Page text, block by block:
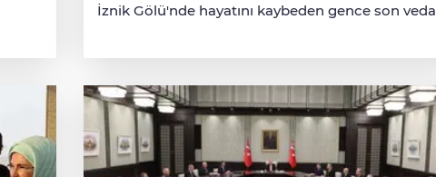
İznik Gölü'nde hayatını kaybeden gence son veda